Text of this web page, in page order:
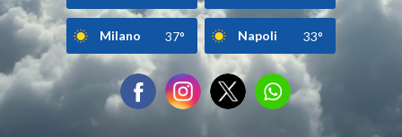
Milano 37° Napoli 33°